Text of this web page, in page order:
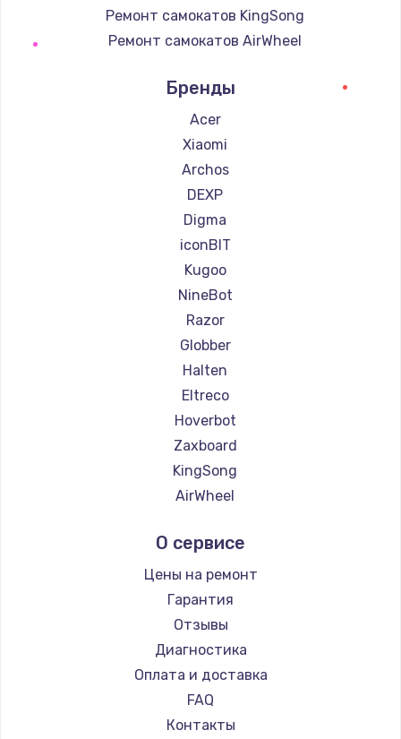
Ремонт самокатов KingSong
Ремонт самокатов AirWheel
Ремонт самокатов Hunter
Ремонт самокатов Shorner
Ремонт самокатов Joyor
Ремонт самокатов Minimotors
Ремонт самокатов Bork
Ремонт самокатов Segway
Ремонт самокатов KIRIN
Бренды
Acer
Xiaomi
Archos
DEXP
Digma
iconBIT
Kugoo
NineBot
Razor
Globber
Halten
Eltreco
Hoverbot
Zaxboard
KingSong
AirWheel
Hunter
Shorner
Joyor
Minimotors
Bork
Segway
KIRIN
О сервисе
Цены на ремонт
Гарантия
Отзывы
Диагностика
Оплата и доставка
FAQ
Контакты